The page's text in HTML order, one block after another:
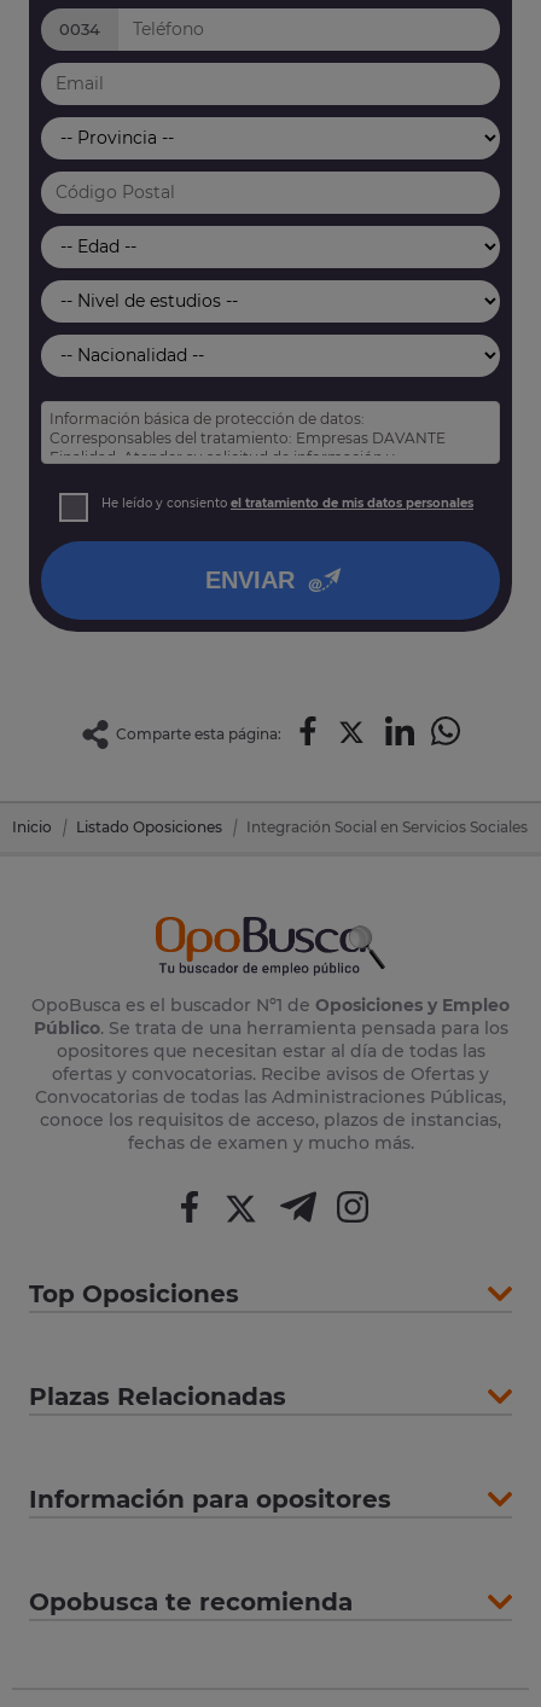
0034
Información básica de protección de datos:
Corresponsables del tratamiento: Empresas DAVANTE
Finalidad: Atender su solicitud de información y
Derechos: Puede acceder, rectificar y suprimir sus datos,
así como otros derechos tal y como se explica en nuestra
He leído y consiento el tratamiento de mis datos personales
ENVIAR
Comparte esta página:
Inicio Listado Oposiciones Integración Social en Servicios Sociales
OpoBusca es el buscador Nº1 de Oposiciones y Empleo
Público. Se trata de una herramienta pensada para los
opositores que necesitan estar al día de todas las
ofertas y convocatorias. Recibe avisos de Ofertas y
Convocatorias de todas las Administraciones Públicas,
conoce los requisitos de acceso, plazos de instancias,
fechas de examen y mucho más.
Top Oposiciones
Plazas Relacionadas
Información para opositores
Opobusca te recomienda